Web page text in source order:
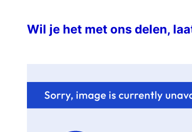
Wil je het met ons delen,